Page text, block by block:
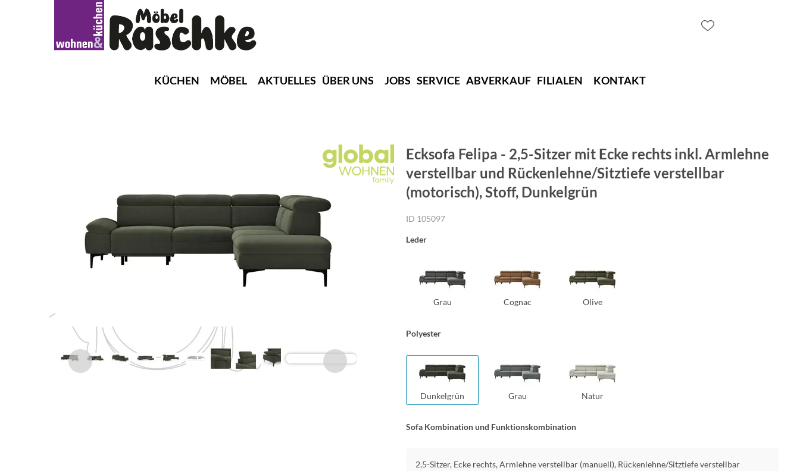
KÜCHEN MÖBEL AKTUELLES ÜBER UNS JOBS SERVICE ABVERKAUF FILIALEN KONTAKT
Ecksofa Felipa - 2,5-Sitzer mit Ecke rechts inkl. Armlehne
verstellbar und Rückenlehne/Sitztiefe verstellbar
(motorisch), Stoff, Dunkelgrün
ID 105097
Leder
Grau Cognac Olive
Polyester
Dunkelgrün Grau Natur
Sofa Kombination und Funktionskombination
2,5-Sitzer, Ecke rechts, Armlehne verstellbar (manuell), Rückenlehne/Sitztiefe verstellbar